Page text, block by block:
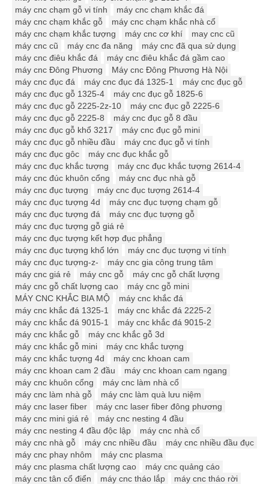
máy cnc chạm gỗ vi tính
máy cnc chạm khắc đá
máy cnc chạm khắc gỗ
máy cnc chạm khắc nhà cổ
máy cnc chạm khắc tượng
máy cnc cơ khí
may cnc cũ
máy cnc cũ
máy cnc đa năng
máy cnc đã qua sử dụng
máy cnc điêu khắc đá
máy cnc điêu khắc đá gầm cao
máy cnc Đông Phương
Máy cnc Đông Phương Hà Nội
máy cnc đục đá
máy cnc đục đá 1325-1
máy cnc đục gỗ
máy cnc đục gỗ 1325-4
máy cnc đục gỗ 1825-6
máy cnc đục gỗ 2225-2z-10
máy cnc đục gỗ 2225-6
máy cnc đục gỗ 2225-8
máy cnc đục gỗ 8 đầu
máy cnc đục gỗ khổ 3217
máy cnc đục gỗ mini
máy cnc đục gỗ nhiều đầu
máy cnc đục gỗ vi tính
máy cnc đục gôc
máy cnc đục khắc gỗ
máy cnc đục khắc tượng
máy cnc đục khắc tượng 2614-4
máy cnc đúc khuôn cổng
máy cnc đục nhà gỗ
máy cnc đục tượng
máy cnc đục tượng 2614-4
máy cnc đục tượng 4d
máy cnc đục tượng chạm gỗ
máy cnc đục tượng đá
máy cnc đục tượng gỗ
máy cnc đục tượng gỗ giá rẻ
máy cnc đục tượng kết hợp đục phẳng
máy cnc đục tượng khổ lớn
máy cnc đục tượng vi tính
máy cnc đục tượng-z-
máy cnc gia công trung tâm
máy cnc giá rẻ
máy cnc gỗ
máy cnc gỗ chất lượng
máy cnc gỗ chất lượng cao
máy cnc gỗ mini
MÁY CNC KHẮC BIA MỘ
máy cnc khắc đá
máy cnc khắc đá 1325-1
máy cnc khắc đá 2225-2
máy cnc khắc đá 9015-1
máy cnc khắc đá 9015-2
máy cnc khắc gỗ
máy cnc khắc gỗ 3d
máy cnc khắc gỗ mini
máy cnc khắc tượng
máy cnc khắc tượng 4d
máy cnc khoan cam
máy cnc khoan cam 2 đầu
máy cnc khoan cam ngang
máy cnc khuôn cổng
máy cnc làm nhà cổ
máy cnc làm nhà gỗ
máy cnc làm quà lưu niệm
máy cnc laser fiber
máy cnc laser fiber đông phương
máy cnc mini giá rẻ
máy cnc nesting 4 đầu
máy cnc nesting 4 đầu độc lập
máy cnc nhà cổ
máy cnc nhà gỗ
máy cnc nhiều đầu
máy cnc nhiều đầu đục
máy cnc phay nhôm
máy cnc plasma
máy cnc plasma chất lượng cao
máy cnc quảng cáo
máy cnc tân cổ điển
máy cnc tháo lắp
máy cnc tháo rời